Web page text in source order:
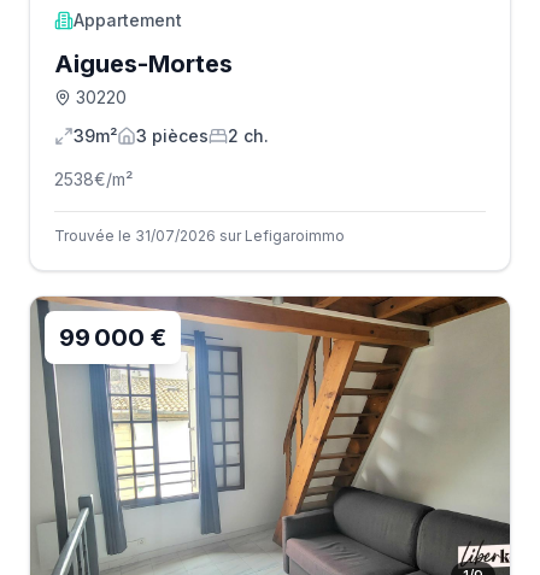
Appartement
Aigues-Mortes
30220
39m²
3 pièces 2 ch.
2538€/m²
Trouvée le 31/07/2026 sur Lefigaroimmo
99 000 €